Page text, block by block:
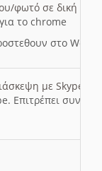
φωτό σε δική
το chrome
στο Word
με Skype
Επιτρέπει